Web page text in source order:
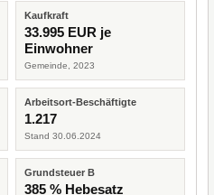
Kaufkraft
33.995 EUR je
Einwohner
Gemeinde, 2023
Arbeitsort-Beschäftigte
1.217
Stand 30.06.2024
Grundsteuer B
385 % Hebesatz